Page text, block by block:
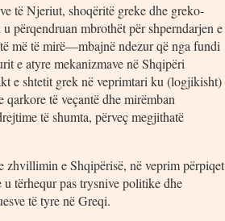
të Njeriut, shoqëritë greke dhe greko-
përqendruan mbrothët për shperndarjen e
më të mirë—mbajnë ndezur që nga fundi
e atyre mekanizmave në Shqipëri
e shtetit grek në veprimtari ku (logjikisht)
të veçantë dhe mirëmban
të shumta, përveç megjithatë
zhvillimin e Shqipërisë, në veprim përpiqet
tërhequr pas trysnive politike dhe
të tyre në Greqi.